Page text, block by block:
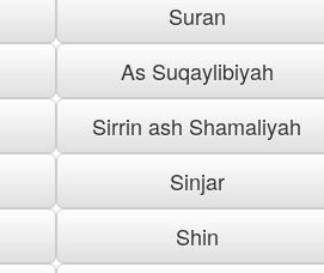
Suran
As Suqaylibiyah
Sirrin ash Shamaliyah
Sinjar
Shin